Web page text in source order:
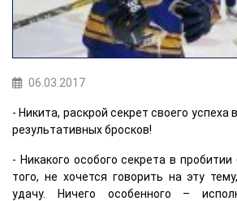
06.03.2017
- Никита, раскрой секрет своего успеха
результативных бросков!
- Никакого особого секрета в
того, не хочется говорить на эту
удачу. Ничего особенного –